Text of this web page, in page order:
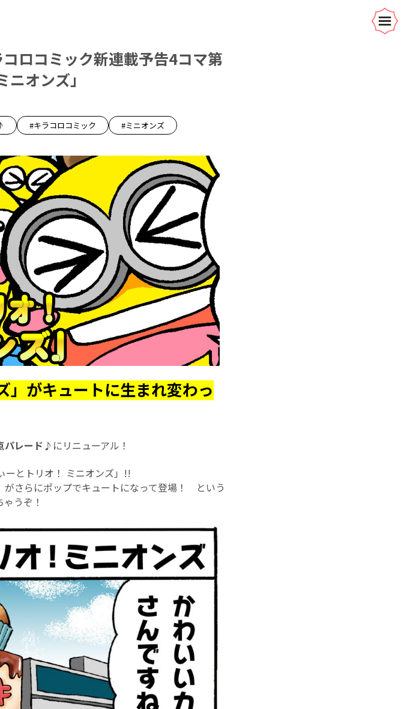
ロコミック新連載予告4コマ第
オンズ」
#キラコロコミック #ミニオンズ
」がキュートに生まれ変わっ
パレード♪ にリニューアル！
ーとトリオ！ ミニオンズ」!!
がさらにポップでキュートになって登場！ という
うぞ！